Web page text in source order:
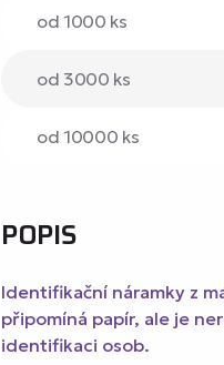
od 1000 ks
od 3000 ks
od 10000 ks
POPIS
Identifikační náramky z
připomíná papír, ale je
identifikaci osob.